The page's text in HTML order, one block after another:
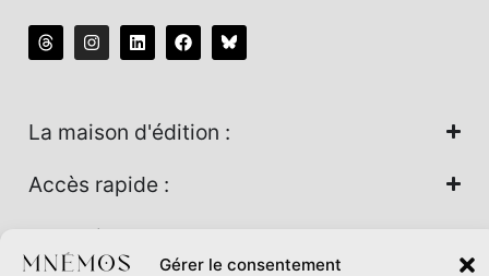
Gérer le consentement
La maison d'édition :
Accès rapide :
Nos univers :